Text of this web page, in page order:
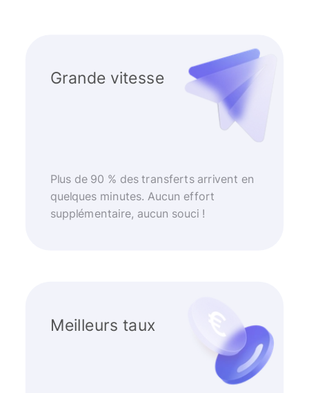
Grande vitesse
Plus de 90 % des transferts arrivent en
quelques minutes. Aucun effort
supplémentaire, aucun souci !
Meilleurs taux